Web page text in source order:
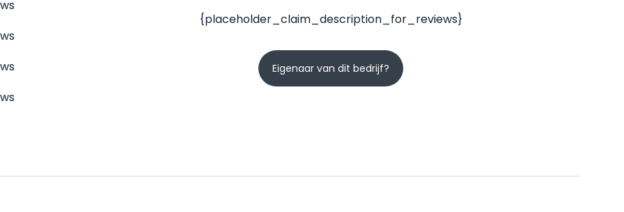
{placeholder_claim_description_for_reviews}
Eigenaar van dit bedrijf?